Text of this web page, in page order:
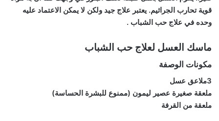
قوية تحارب الجراثيم. يعتبر علاج جيد ولكن لا يمكن الاعتماد عليه
وحده في علاج حب الشباب .
ماسك العسل لعلاج حب الشباب
مكونات الوصفة
3ملاعق عسل
ملعقة صغيرة عصير ليمون (ممنوع للبشرة الحساسة)
ملعقة من القرفة